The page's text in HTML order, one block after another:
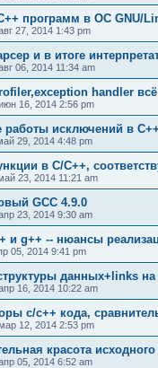
программ в ОС GNU/
27, 2014 1:43 pm
и в итоге
06, 2014 11:34 am
handler
16, 2014 2:56 pm
работы исключений в C++
29, 2014 4:48 pm
в C/C++,
23, 2014 11:21 am
GCC 4.9.0
23, 2014 9:30 am
и g++ -- нюансы
05, 2014 9:41 pm
данных+links
16, 2014 10:22 am
c/c++ кода,
12, 2014 2:53 pm
красота
05, 2014 6:52 am